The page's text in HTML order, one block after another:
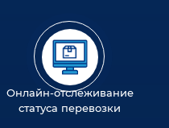
Онлайн-отслеживание
статуса перевозки